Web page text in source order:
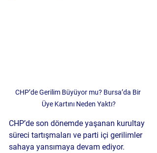
CHP’de Gerilim Büyüyor mu? Bursa’da Bir
Üye Kartını Neden Yaktı?
CHP’de son dönemde yaşanan kurultay
süreci tartışmaları ve parti içi gerilimler
sahaya yansımaya devam ediyor.